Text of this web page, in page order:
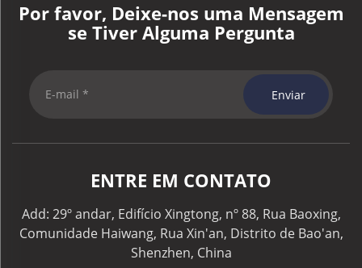
Por favor, Deixe-nos uma Mensagem
se Tiver Alguma Pergunta
Enviar
ENTRE EM CONTATO
Add: 29º andar, Edifício Xingtong, nº 88, Rua Baoxing,
Comunidade Haiwang, Rua Xin'an, Distrito de Bao'an,
Shenzhen, China